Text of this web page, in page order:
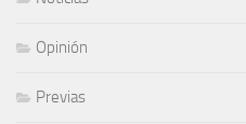
Opinión
Previas